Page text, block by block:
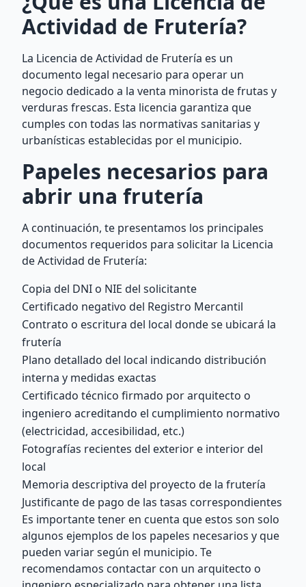
Actividad de Frutería?
La Licencia de Actividad de Frutería es un
documento legal necesario para operar un
negocio dedicado a la venta minorista de frutas y
verduras frescas. Esta licencia garantiza que
cumples con todas las normativas sanitarias y
urbanísticas establecidas por el municipio.
Papeles necesarios para
abrir una frutería
A continuación, te presentamos los principales
documentos requeridos para solicitar la Licencia
de Actividad de Frutería:
Copia del DNI o NIE del solicitante
Certificado negativo del Registro Mercantil
Contrato o escritura del local donde se ubicará la
frutería
Plano detallado del local indicando distribución
interna y medidas exactas
Certificado técnico firmado por arquitecto o
ingeniero acreditando el cumplimiento normativo
(electricidad, accesibilidad, etc.)
Fotografías recientes del exterior e interior del
local
Memoria descriptiva del proyecto de la frutería
Justificante de pago de las tasas correspondientes
Es importante tener en cuenta que estos son solo
algunos ejemplos de los papeles necesarios y que
pueden variar según el municipio. Te
recomendamos contactar con un arquitecto o